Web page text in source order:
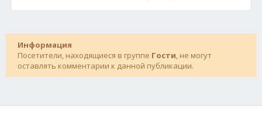
Информация
Посетители, находящиеся в группе Гости, не могут
оставлять комментарии к данной публикации.